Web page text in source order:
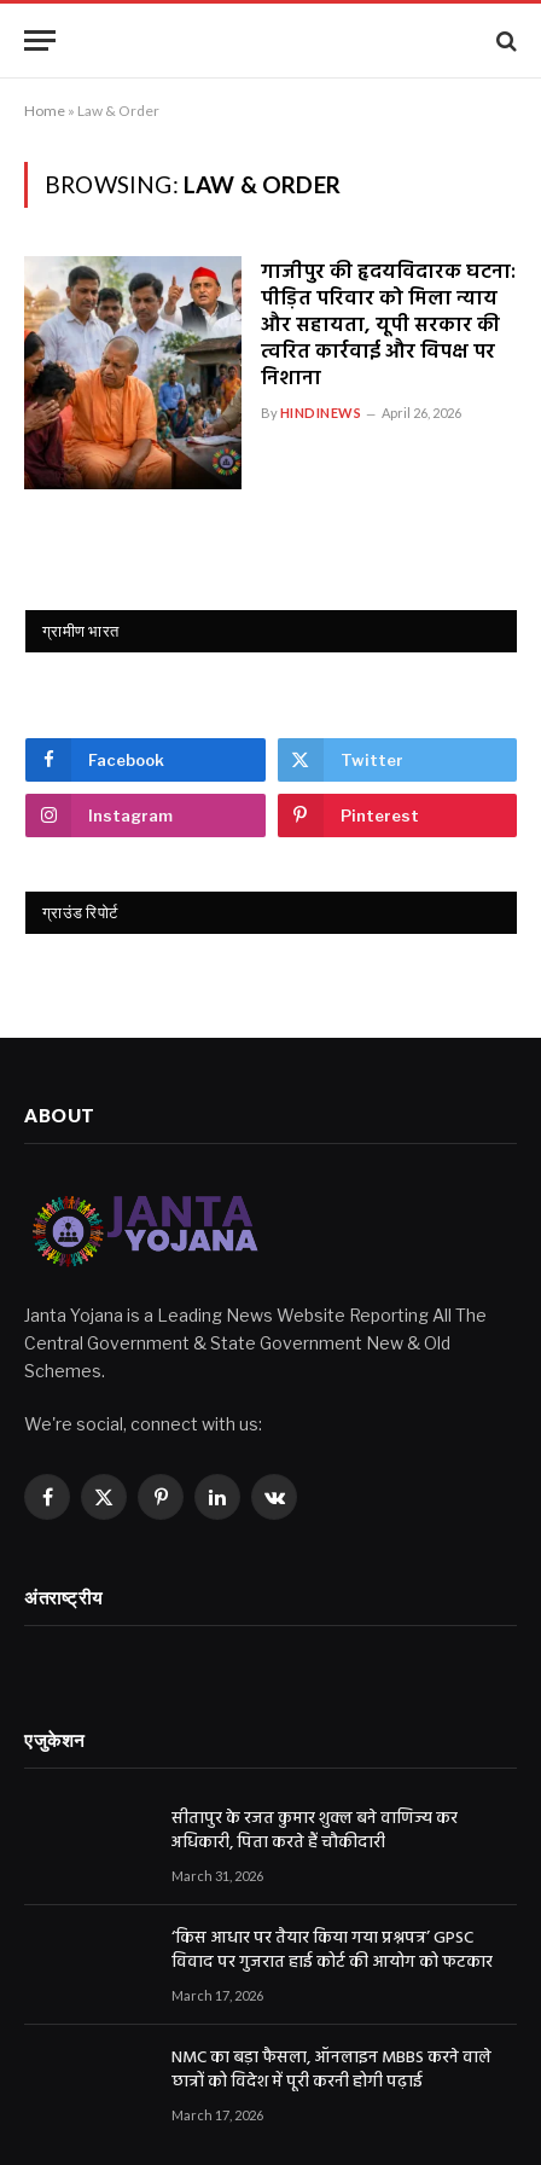
Home » Law & Order
BROWSING: LAW & ORDER
गाजीपुर की हृदयविदारक घटना:
पीड़ित परिवार को मिला न्याय
और सहायता, यूपी सरकार की
त्वरित कार्रवाई और विपक्ष पर
निशाना
ByHINDINEWS April 26, 2026
ग्रामीण भारत
Facebook Twitter
Instagram Pinterest
ग्राउंड रिपोर्ट
ABOUT
Janta Yojana is a Leading News Website Reporting All The
Central Government & State Government New & Old
Schemes.
We're social, connect with us:
Facebook
X
PinterestLinkedInVKontakte
अंतराष्ट्रीय
एजुकेशन
सीतापुर के रजत कुमार शुक्ल बने वाणिज्य कर
अधिकारी, पिता करते हैं चौकीदारी
March 31, 2026
‘किस आधार पर तैयार किया गया प्रश्नपत्र’ GPSC
विवाद पर गुजरात हाई कोर्ट की आयोग को फटकार
March 17, 2026
NMC का बड़ा फैसला, ऑनलाइन MBBS करने वाले
छात्रों को विदेश में पूरी करनी होगी पढ़ाई
March 17, 2026